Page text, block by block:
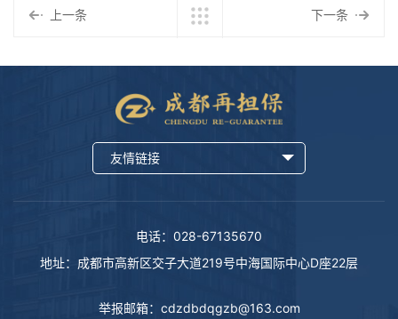
上一条 下一条
友情链接
电话：028-67135670
地址：成都市高新区交子大道219号中海国际中心D座22层
举报邮箱： cdzdbdqgzb@163.com